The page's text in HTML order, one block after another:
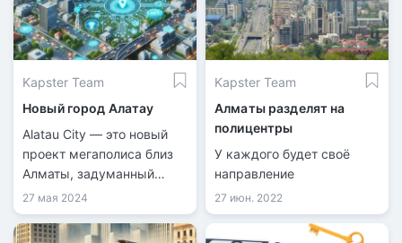
услуг. В ситуации
разбираются поставщики,
общественники и сами
жильцы.
Kapster Team
Новый город Алатау
Alatau City — это новый
проект мегаполиса близ
Алматы, задуманный
стать международным
бизнес-хабом и
Сингапуром Центральной
27 мая 2024
Kapster Team
Алматы разделят на
полицентры
У каждого будет своё
направление
27 июн. 2022